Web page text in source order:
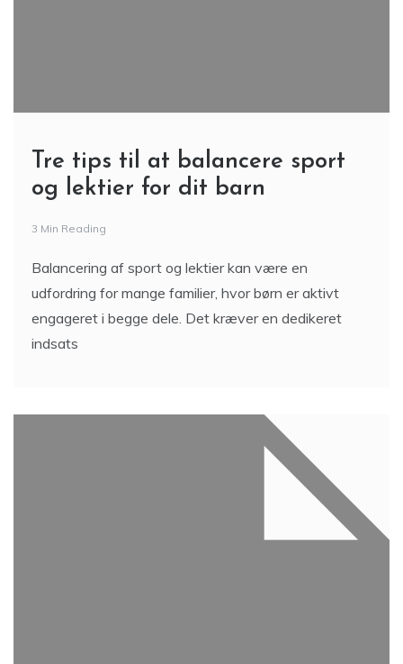
Tre tips til at balancere sport
og lektier for dit barn
3 Min Reading
Balancering af sport og lektier kan være en
udfordring for mange familier, hvor børn er aktivt
engageret i begge dele. Det kræver en dedikeret
indsats